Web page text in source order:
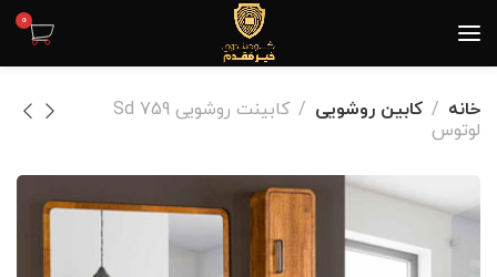
0
خانه کابین روشویی
کابینت روشویی Sd 759
لوتوس